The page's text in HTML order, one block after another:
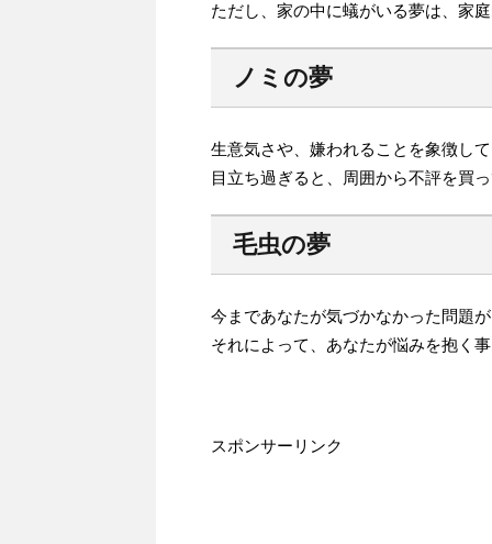
ただし、家の中に蟻がいる夢は、家
ノミの夢
生意気さや、嫌われることを象徴して
目立ち過ぎると、周囲から不評を買
毛虫の夢
今まであなたが気づかなかった問題
それによって、あなたが悩みを抱く事
スポンサーリンク